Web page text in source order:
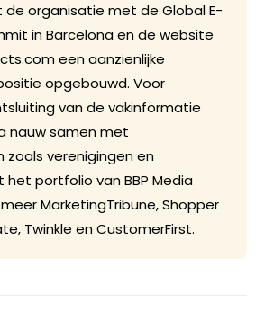
de organisatie met de Global E-
in Barcelona en de website
een aanzienlijke
opgebouwd. Voor
van de vakinformatie
nauw samen met
zoals verenigingen en
het portfolio van BBP Media
MarketingTribune, Shopper
Twinkle en CustomerFirst.